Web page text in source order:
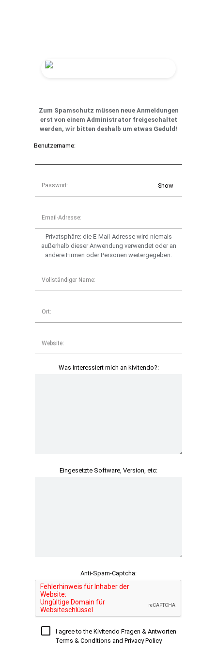
Zum Spamschutz müssen neue Anmeldungen
erst von einem Administrator freigeschaltet
werden, wir bitten deshalb um etwas Geduld!
Benutzername:
Show
Passwort:
Email-Adresse:
Privatsphäre: die E-Mail-Adresse wird niemals
außerhalb dieser Anwendung verwendet oder an
andere Firmen oder Personen weitergegeben.
Vollständiger Name:
Ort:
Website:
Was interessiert mich an kivitendo?:
Eingesetzte Software, Version, etc:
Anti-Spam-Captcha:
I agree to the Kivitendo Fragen & Antworten
Terms & Conditions and Privacy Policy